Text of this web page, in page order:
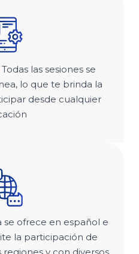
Todas las sesiones se
lo que te brinda la
desde cualquier
se ofrece en español e
la participación de